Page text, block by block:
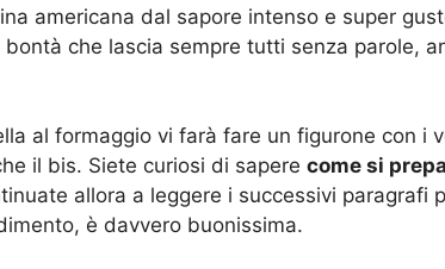
americana dal sapore intenso e super
che lascia sempre tutti senza parole,
al formaggio vi farà fare un figurone con i
il bis. Siete curiosi di sapere come si
allora a leggere i successivi paragrafi
è davvero buonissima.